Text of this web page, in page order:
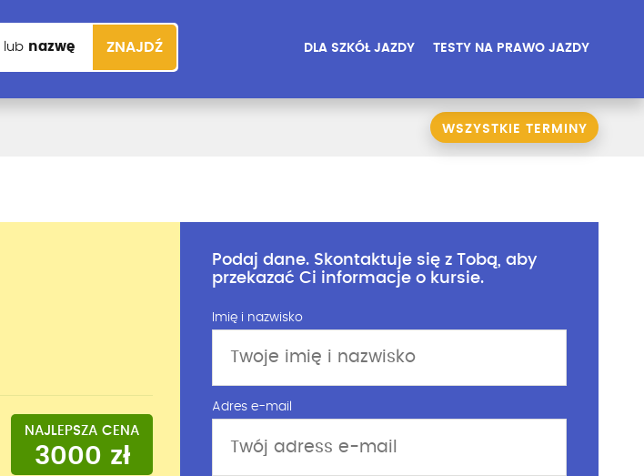
DLA SZKÓŁ JAZDY TESTY NA PRAWO JAZDY
lub nazwę ZNAJDŹ
WSZYSTKIE TERMINY
NAJLEPSZA CENA
3000 zł
Podaj dane. Skontaktuje się z Tobą, aby
przekazać Ci informacje o kursie.
Imię i nazwisko
Adres e-mail